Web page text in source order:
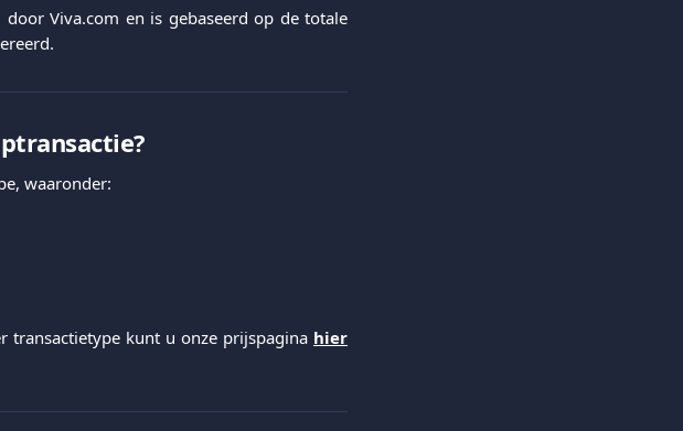
Viva.com en is gebaseerd op de totale
waaronder:
transactietype kunt u onze prijspagina hier